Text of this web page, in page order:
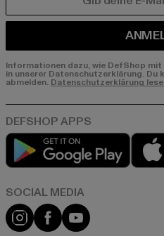
Informationen dazu, wie DefShop
in unserer Datenschutzerklärung.
abmelden. Datenschutzerklärung
Play
Instagram
FacebookYouTube